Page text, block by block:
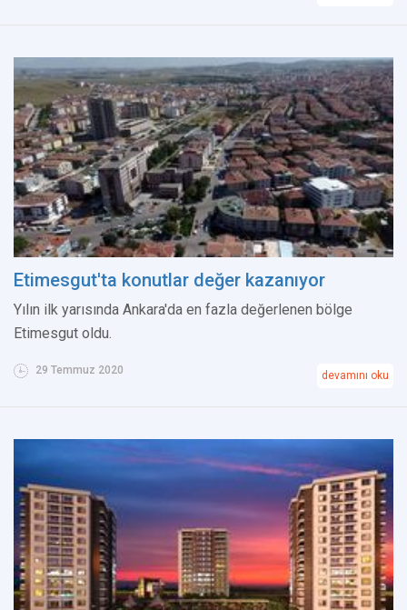
Etimesgut'ta konutlar değer kazanıyor
Yılın ilk yarısında Ankara'da en fazla değerlenen bölge
Etimesgut oldu.
29 Temmuz 2020 devamını oku